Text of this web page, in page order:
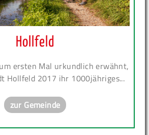
Hollfeld
ersten Mal urkundlich erwähnt,
Hollfeld 2017 ihr 1000jähriges...
zur Gemeinde